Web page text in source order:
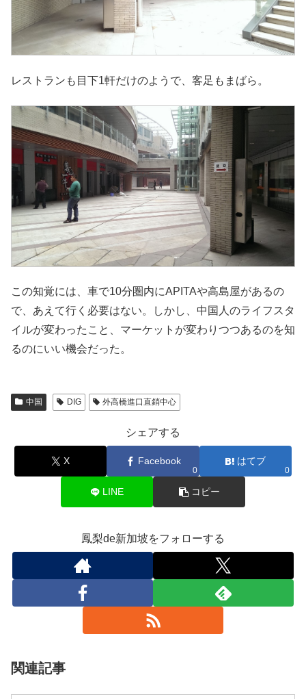
レストランも目下1軒だけのようで、客足もまばら。
この知覚には、車で10分圏内にAPITAや高島屋があるの
で、あえて行く必要はない。しかし、中国人のライフスタ
イルが変わったこと、マーケットが変わりつつあるのを知
るのにいい機会だった。
中国 DIG 外高橋進口直銷中心
シェアする
X Facebook
0
はてブ
0
LINE コピー
鳳梨de新加坡をフォローする
関連記事